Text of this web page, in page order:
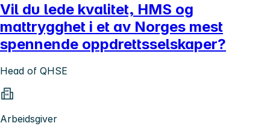
Vil du lede kvalitet, HMS og
mattrygghet i et av Norges mest
spennende oppdrettsselskaper?
Head of QHSE
Arbeidsgiver